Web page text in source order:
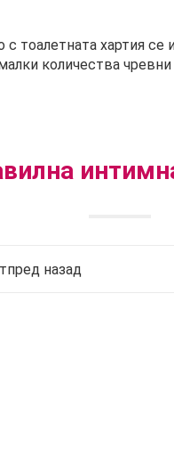
тоалетната хартия се
количества
назад